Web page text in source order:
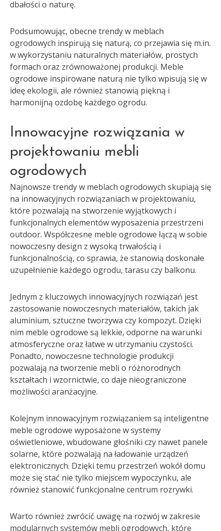
dbałości o naturę.
Podsumowując, obecne trendy w meblach
ogrodowych inspirują się naturą, co przejawia się m.in.
w wykorzystaniu naturalnych materiałów, prostych
formach oraz zrównoważonej produkcji. Meble
ogrodowe inspirowane naturą nie tylko wpisują się w
ideę ekologii, ale również stanowią piękną i
harmonijną ozdobę każdego ogrodu.
Innowacyjne rozwiązania w
projektowaniu mebli
ogrodowych
Najnowsze trendy w meblach ogrodowych skupiają się
na innowacyjnych rozwiązaniach w projektowaniu,
które pozwalają na stworzenie wyjątkowych i
funkcjonalnych elementów wyposażenia przestrzeni
outdoor. Współczesne meble ogrodowe łączą w sobie
nowoczesny design z wysoką trwałością i
funkcjonalnością, co sprawia, że stanowią doskonałe
uzupełnienie każdego ogrodu, tarasu czy balkonu.
Jednym z kluczowych innowacyjnych rozwiązań jest
zastosowanie nowoczesnych materiałów, takich jak
aluminium, sztuczne tworzywa czy kompozyt. Dzięki
nim meble ogrodowe są lekkie, odporne na warunki
atmosferyczne oraz łatwe w utrzymaniu czystości.
Ponadto, nowoczesne technologie produkcji
pozwalają na tworzenie mebli o różnorodnych
kształtach i wzornictwie, co daje nieograniczone
możliwości aranżacyjne.
Kolejnym innowacyjnym rozwiązaniem są inteligentne
meble ogrodowe wyposażone w systemy
oświetleniowe, wbudowane głośniki czy nawet panele
solarne, które pozwalają na ładowanie urządzeń
elektronicznych. Dzięki temu przestrzeń wokół domu
może się stać nie tylko miejscem wypoczynku, ale
również stanowić funkcjonalne centrum rozrywki.
Warto również zwrócić uwagę na rozwój w zakresie
modularnych systemów mebli ogrodowych, które